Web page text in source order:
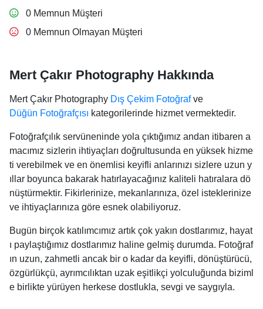
0 Memnun Müşteri
0 Memnun Olmayan Müşteri
Mert Çakır Photography Hakkında
Mert Çakır Photography Dış Çekim Fotoğrafve
Düğün Fotoğrafçısı kategorilerinde hizmet vermektedir.
Fotoğrafçılık servüneninde yola çıktığımız andan itibaren a
macımız sizlerin ihtiyaçları doğrultusunda en yüksek hizme
ti verebilmek ve en önemlisi keyifli anlarınızı sizlere uzun y
ıllar boyunca bakarak hatırlayacağınız kaliteli hatıralara dö
nüştürmektir. Fikirlerinize, mekanlarınıza, özel isteklerinize
ve ihtiyaçlarınıza göre esnek olabiliyoruz.
Bugün birçok katılımcımız artık çok yakın dostlarımız, hayat
ı paylaştığımız dostlarımız haline gelmiş durumda. Fotoğraf
ın uzun, zahmetli ancak bir o kadar da keyifli, dönüştürücü,
özgürlükçü, ayrımcılıktan uzak eşitlikçi yolculuğunda biziml
e birlikte yürüyen herkese dostlukla, sevgi ve saygıyla.